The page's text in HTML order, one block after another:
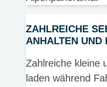
ZAHLREICHE
ANHALTEN UND
Zahlreiche kleine
laden während